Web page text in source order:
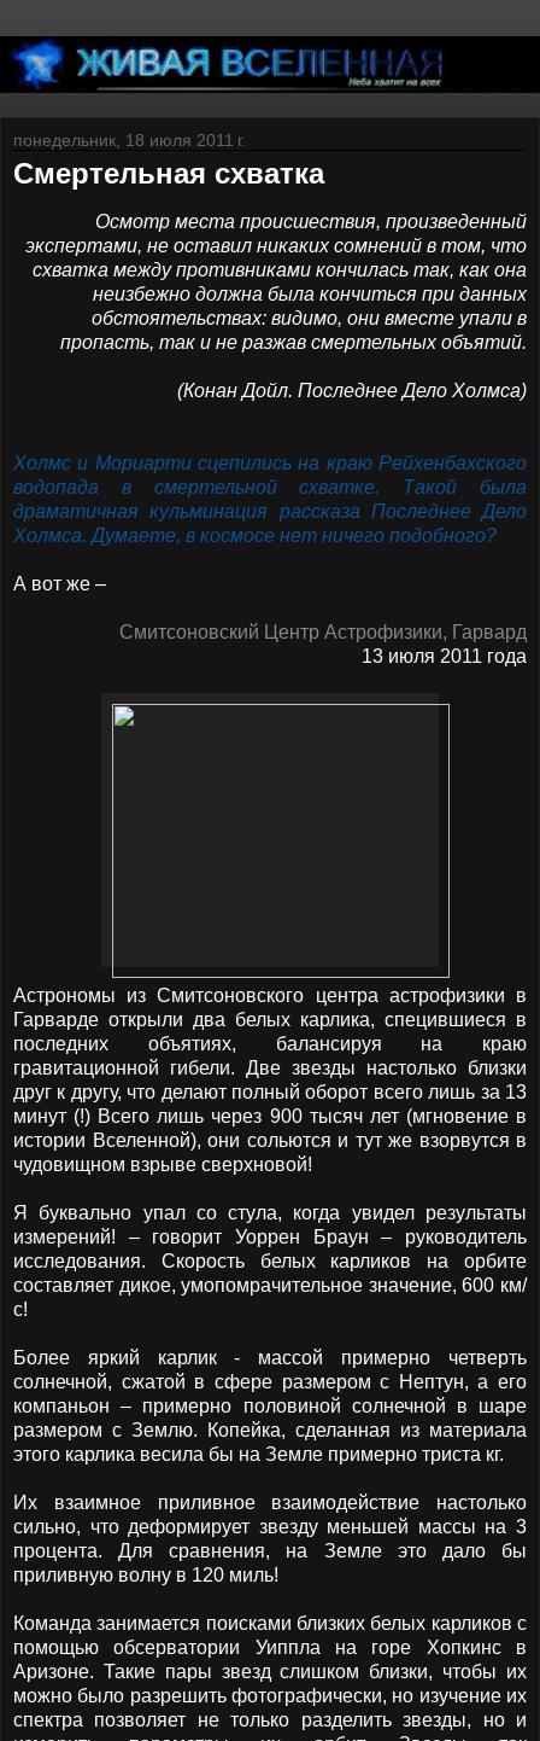
понедельник, 18 июля 2011 г.
Смертельная схватка
Осмотр места происшествия, произведенный
экспертами, не оставил никаких сомнений в том, что
схватка между противниками кончилась так, как она
неизбежно должна была кончиться при данных
обстоятельствах: видимо, они вместе упали в
пропасть, так и не разжав смертельных объятий.
(Конан Дойл. Последнее Дело Холмса)
Холмс и Мориарти сцепились на краю Рейхенбахского
водопада в смертельной схватке. Такой была
драматичная кульминация рассказа Последнее Дело
Холмса. Думаете, в космосе нет ничего подобного?
А вот же –
Смитсоновский Центр Астрофизики, Гарвард
13 июля 2011 года
Астрономы из Смитсоновского центра астрофизики в
Гарварде открыли два белых карлика, спецившиеся в
последних объятиях, балансируя на краю
гравитационной гибели. Две звезды настолько близки
друг к другу, что делают полный оборот всего лишь за 13
минут (!) Всего лишь через 900 тысяч лет (мгновение в
истории Вселенной), они сольются и тут же взорвутся в
чудовищном взрыве сверхновой!
Я буквально упал со стула, когда увидел результаты
измерений! – говорит Уоррен Браун – руководитель
исследования. Скорость белых карликов на орбите
составляет дикое, умопомрачительное значение, 600 км/
с!
Более яркий карлик - массой примерно четверть
солнечной, сжатой в сфере размером с Нептун, а его
компаньон – примерно половиной солнечной в шаре
размером с Землю. Копейка, сделанная из материала
этого карлика весила бы на Земле примерно триста кг.
Их взаимное приливное взаимодействие настолько
сильно, что деформирует звезду меньшей массы на 3
процента. Для сравнения, на Земле это дало бы
приливную волну в 120 миль!
Команда занимается поисками близких белых карликов с
помощью обсерватории Уиппла на горе Хопкинс в
Аризоне. Такие пары звезд слишком близки, чтобы их
можно было разрешить фотографически, но изучение их
спектра позволяет не только разделить звезды, но и